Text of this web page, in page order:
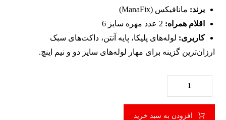
برند: مانافیکس (ManaFix)
اقلام همراه:
کاربری: لوله‌های پلیکا، پایه آنتن، داکت‌های سبک
ارزان‌ترین گزینه برای مهار لوله‌های سایز دو و نیم اینچ.
افزودن به سبد خرید